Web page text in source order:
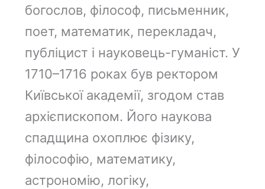
богослов, філософ, письменник,
поет, математик, перекладач,
публіцист і науковець-гуманіст. У
1710–1716 роках був ректором
Київської академії, згодом став
архієпископом. Його наукова
спадщина охоплює фізику,
філософію, математику,
астрономію, логіку,